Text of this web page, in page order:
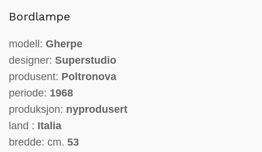
Bordlampe
modell: Gherpe
designer: Superstudio
produsent: Poltronova
periode: 1968
produksjon: nyprodusert
land : Italia
bredde: cm. 53